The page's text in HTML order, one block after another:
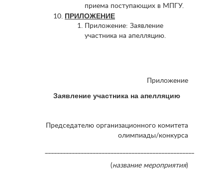
приема поступающих в МПГУ.
ПРИЛОЖЕНИЕ
Приложение: Заявление
участника на апелляцию.
Приложение
Заявление участника на апелляцию
Председателю организационного комитета
олимпиады/конкурса
(название мероприятия)